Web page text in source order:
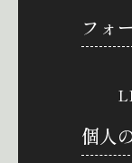
フォ
個人